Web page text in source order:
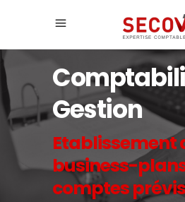
Gestion
Etablissement
business-
comptes